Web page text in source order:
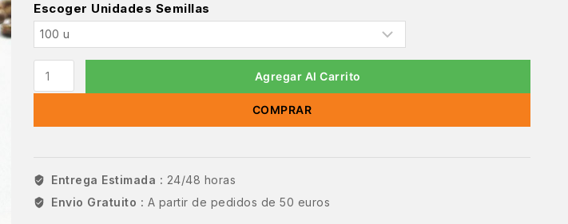
Escoger Unidades Semillas
Agregar Al Carrito
COMPRAR
Entrega Estimada : 24/48 horas
Envio Gratuito : A partir de pedidos de 50 euros